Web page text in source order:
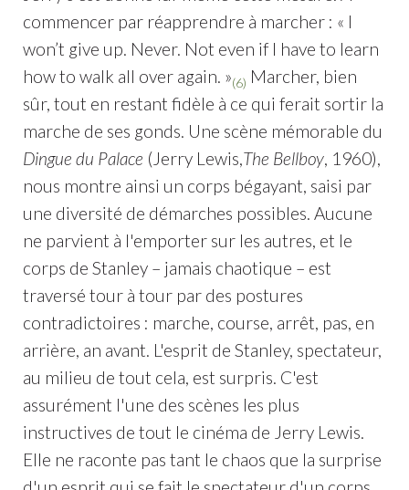
commencer par réapprendre à marcher : « I
won’t give up. Never. Not even if I have to learn
how to walk all over again. »(6) Marcher, bien
sûr, tout en restant fidèle à ce qui ferait sortir la
marche de ses gonds. Une scène mémorable du
Dingue du Palace (Jerry Lewis,The Bellboy, 1960),
nous montre ainsi un corps bégayant, saisi par
une diversité de démarches possibles. Aucune
ne parvient à l'emporter sur les autres, et le
corps de Stanley – jamais chaotique – est
traversé tour à tour par des postures
contradictoires : marche, course, arrêt, pas, en
arrière, an avant. L'esprit de Stanley, spectateur,
au milieu de tout cela, est surpris. C'est
assurément l'une des scènes les plus
instructives de tout le cinéma de Jerry Lewis.
Elle ne raconte pas tant le chaos que la surprise